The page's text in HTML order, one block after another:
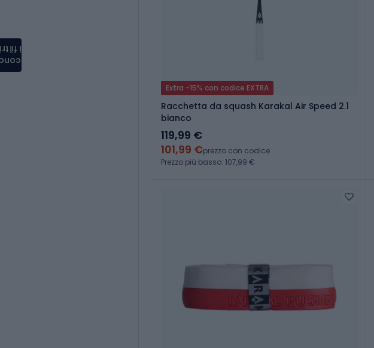
Extra -15% con codice EXTRA
Racchetta da squash Karakal Air Speed 2.1
bianco
119,99 €
101,99 €prezzo con codice
Prezzo più basso: 107,99 €
i filtri